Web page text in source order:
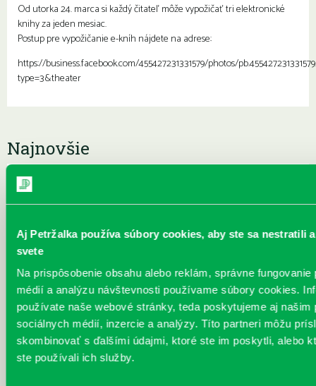
Aj Petržalka používa súbory cookies, aby ste sa nestratili
svete
Na prispôsobenie obsahu alebo reklám, správne
médií a analýzu návštevnosti používame súbory cookies.
používate naše webové stránky, teda poskytujeme aj našim
sociálnych médií, inzercie a analýzy. Títo partneri môžu
skombinovať s ďalšími údajmi, ktoré ste im poskytli, alebo
ste používali ich služby.
Od utorka 24. marca si každý čitateľ môže vypožičať tri elektronické
knihy za jeden mesiac.
Postup pre vypožičanie e-kníh nájdete na adrese:
https://business.facebook.com/455427231331579/photos/
type=3&theater
Najnovšie
„Ochlaď sa!“ v petržalskej knižnici
30.07.2026
Chceme vás preto informovať, že sa naša